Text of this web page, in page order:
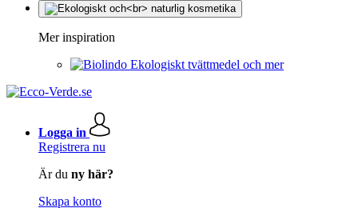
Mer inspiration
Ekologiskt tvättmedel och mer
Logga in
Registrera nu
Är du ny här?
Skapa konto